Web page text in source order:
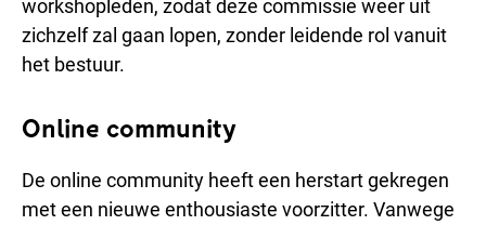
workshopleden, zodat deze commissie weer uit
zichzelf zal gaan lopen, zonder leidende rol vanuit
het bestuur.
Online community
De online community heeft een herstart gekregen
met een nieuwe enthousiaste voorzitter. Vanwege